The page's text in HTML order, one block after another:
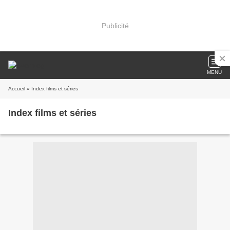
Publicité
MENU
Accueil » Index films et séries
Index films et séries